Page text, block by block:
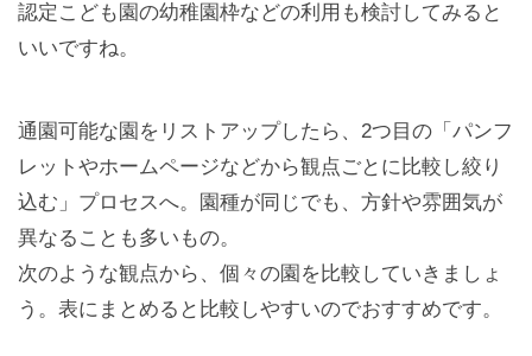
認定こども園の幼稚園枠などの利用も検討してみると
いいですね。
通園可能な園をリストアップしたら、2つ目の「パンフ
レットやホームページなどから観点ごとに比較し絞り
込む」プロセスへ。園種が同じでも、方針や雰囲気が
異なることも多いもの。
次のような観点から、個々の園を比較していきましょ
う。表にまとめると比較しやすいのでおすすめです。